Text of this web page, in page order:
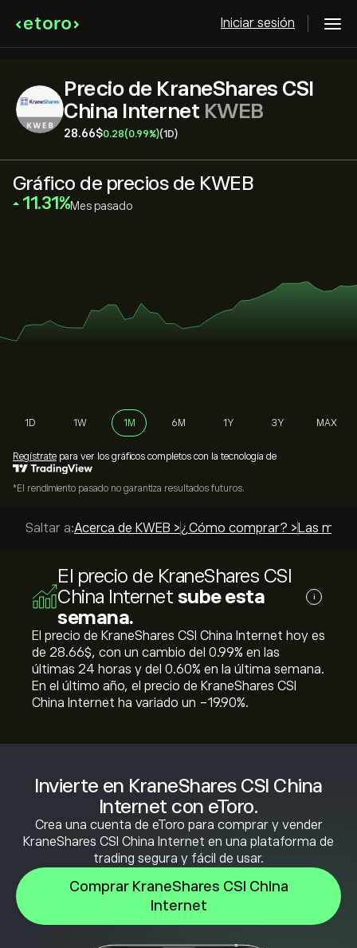
Iniciar sesión
Precio de KraneShares CSI
China Internet KWEB
28.66‎$‎0.28(0.99%)(1D)
Invierte en KraneShares CSI China
Internet con eToro.
Crea una cuenta de eToro para comprar y vender
KraneShares CSI China Internet en una plataforma de
trading segura y fácil de usar.
Comprar KraneShares CSI China
Internet
Gráfico de precios de KWEB
‎11.31‎ Mes pasado
1D 1W 1M 6M 1Y 3Y MAX
Regístrate para ver los gráficos completos con la tecnología de
*El rendimiento pasado no garantiza resultados futuros.
Saltar a:Acerca de KWEB >¿Cómo comprar? > Las
El precio de KraneShares CSI
China Internet sube esta
semana.
i
El precio de KraneShares CSI China Internet hoy es
de 28.66‎$‎, con un cambio del ‎0.99‎% en las
últimas 24 horas y del ‎0.60‎% en la última semana.
En el último año, el precio de KraneShares CSI
China Internet ha variado un ‎-19.90‎%.